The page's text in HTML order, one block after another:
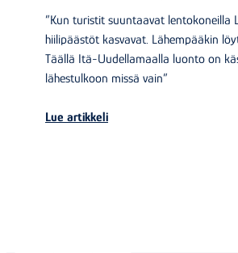
”Kun turistit suuntaavat lentokoneilla
hiilipäästöt kasvavat. Lähempääkin
Täällä Itä-Uudellamaalla luonto on
lähestulkoon missä vain”
Lue artikkeli